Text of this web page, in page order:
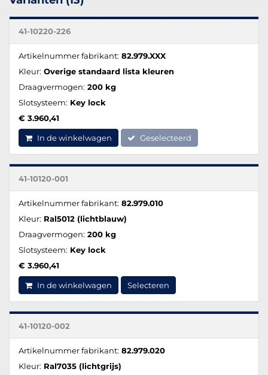
41-10220-226
Artikelnummer fabrikant: 82.979.XXX
Kleur: Overige standaard lista kleuren
Draagvermogen: 200 kg
Slotsysteem: Key lock
€ 3.960,41
In de winkelwagen Geselecteerd
41-10120-001
Artikelnummer fabrikant: 82.979.010
Kleur: Ral5012 (lichtblauw)
Draagvermogen: 200 kg
Slotsysteem: Key lock
€ 3.960,41
In de winkelwagen Selecteren
41-10120-002
Artikelnummer fabrikant: 82.979.020
Kleur: Ral7035 (lichtgrijs)